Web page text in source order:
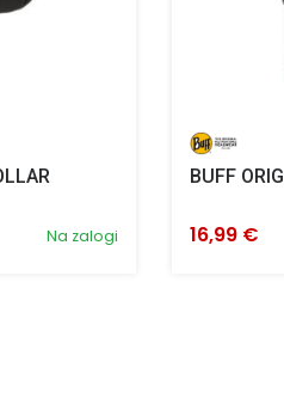
Na zalogi
BUFF
16,99 €